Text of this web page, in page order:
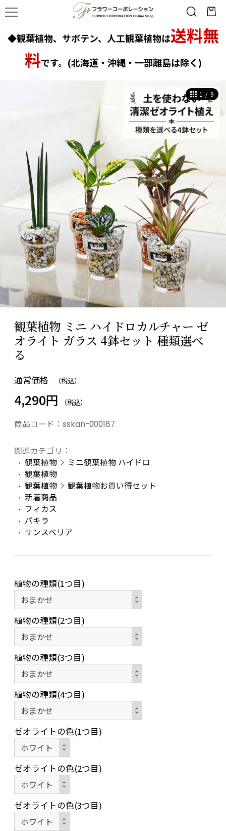
◆観葉植物、サボテン、人工観葉植物は送料無
料です。(北海道・沖縄・一部離島は除く)
1 / 9
観葉植物 ミニ ハイドロカルチャー ゼ
オライト ガラス 4鉢セット 種類選べ
る
通常価格 （税込）
4,290円 （税込）
商品コード： sskan-000187
関連カテゴリ：
観葉植物
ミニ観葉植物 ハイドロ
観葉植物
観葉植物
観葉植物お買い得セット
新着商品
フィカス
パキラ
サンスベリア
植物の種類(1つ目)
植物の種類(2つ目)
植物の種類(3つ目)
植物の種類(4つ目)
ゼオライトの色(1つ目)
ゼオライトの色(2つ目)
ゼオライトの色(3つ目)